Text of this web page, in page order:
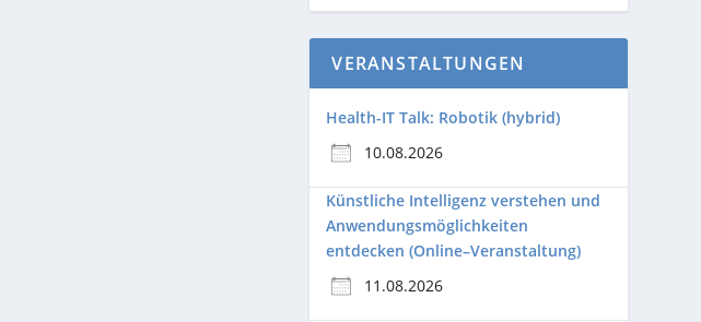
VERANSTALTUNGEN
Health-IT Talk: Robotik (hybrid)
10.08.2026
Künstliche Intelligenz verstehen und
Anwendungsmöglichkeiten
entdecken (Online–Veranstaltung)
11.08.2026